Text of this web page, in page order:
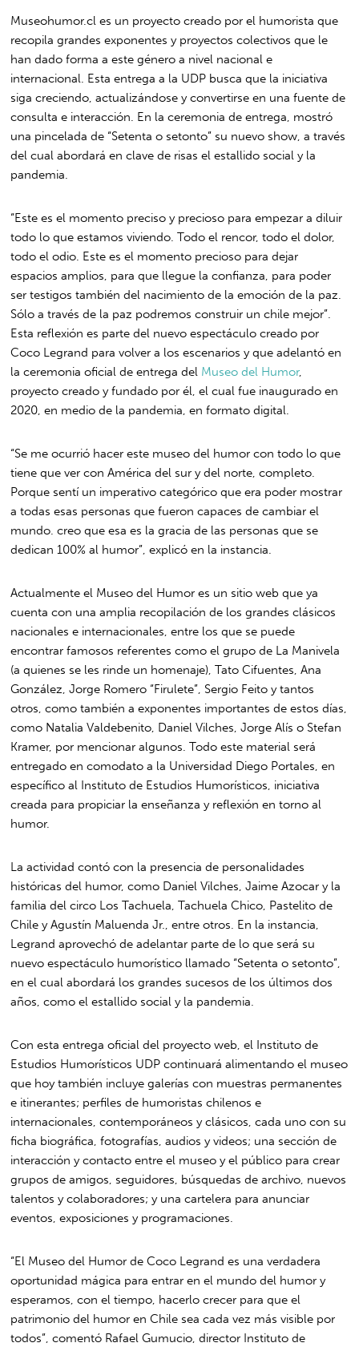
Museohumor.cl es un proyecto creado por el humorista que
recopila grandes exponentes y proyectos colectivos que le
han dado forma a este género a nivel nacional e
internacional. Esta entrega a la UDP busca que la iniciativa
siga creciendo, actualizándose y convertirse en una fuente de
consulta e interacción. En la ceremonia de entrega, mostró
una pincelada de “Setenta o setonto” su nuevo show, a través
del cual abordará en clave de risas el estallido social y la
pandemia.
“Este es el momento preciso y precioso para empezar a diluir
todo lo que estamos viviendo. Todo el rencor, todo el dolor,
todo el odio. Este es el momento precioso para dejar
espacios amplios, para que llegue la confianza, para poder
ser testigos también del nacimiento de la emoción de la paz.
Sólo a través de la paz podremos construir un chile mejor”.
Esta reflexión es parte del nuevo espectáculo creado por
Coco Legrand para volver a los escenarios y que adelantó en
la ceremonia oficial de entrega del Museo del Humor,
proyecto creado y fundado por él, el cual fue inaugurado en
2020, en medio de la pandemia, en formato digital.
“Se me ocurrió hacer este museo del humor con todo lo que
tiene que ver con América del sur y del norte, completo.
Porque sentí un imperativo categórico que era poder mostrar
a todas esas personas que fueron capaces de cambiar el
mundo. creo que esa es la gracia de las personas que se
dedican 100% al humor”, explicó en la instancia.
Actualmente el Museo del Humor es un sitio web que ya
cuenta con una amplia recopilación de los grandes clásicos
nacionales e internacionales, entre los que se puede
encontrar famosos referentes como el grupo de La Manivela
(a quienes se les rinde un homenaje), Tato Cifuentes, Ana
González, Jorge Romero “Firulete”, Sergio Feito y tantos
otros, como también a exponentes importantes de estos días,
como Natalia Valdebenito, Daniel Vilches, Jorge Alís o Stefan
Kramer, por mencionar algunos. Todo este material será
entregado en comodato a la Universidad Diego Portales, en
específico al Instituto de Estudios Humorísticos, iniciativa
creada para propiciar la enseñanza y reflexión en torno al
humor.
La actividad contó con la presencia de personalidades
históricas del humor, como Daniel Vilches, Jaime Azocar y la
familia del circo Los Tachuela, Tachuela Chico, Pastelito de
Chile y Agustín Maluenda Jr., entre otros. En la instancia,
Legrand aprovechó de adelantar parte de lo que será su
nuevo espectáculo humorístico llamado “Setenta o setonto”,
en el cual abordará los grandes sucesos de los últimos dos
años, como el estallido social y la pandemia.
Con esta entrega oficial del proyecto web, el Instituto de
Estudios Humorísticos UDP continuará alimentando el museo
que hoy también incluye galerías con muestras permanentes
e itinerantes; perfiles de humoristas chilenos e
internacionales, contemporáneos y clásicos, cada uno con su
ficha biográfica, fotografías, audios y videos; una sección de
interacción y contacto entre el museo y el público para crear
grupos de amigos, seguidores, búsquedas de archivo, nuevos
talentos y colaboradores; y una cartelera para anunciar
eventos, exposiciones y programaciones.
“El Museo del Humor de Coco Legrand es una verdadera
oportunidad mágica para entrar en el mundo del humor y
esperamos, con el tiempo, hacerlo crecer para que el
patrimonio del humor en Chile sea cada vez más visible por
todos”, comentó Rafael Gumucio, director Instituto de